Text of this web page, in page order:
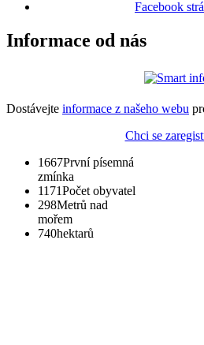
Facebook
Informace od nás
Dostávejte informace z našeho webu
Chci se
1667První písemná
zmínka
1171Počet obyvatel
298Metrů nad
mořem
740hektarů